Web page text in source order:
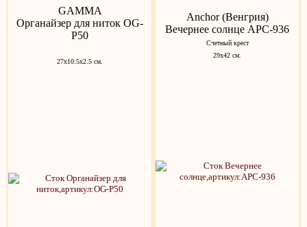
GAMMA
Органайзер для ниток OG-
P50
27х10.5х2.5 см.
Anchor (Венгрия)
Вечернее солнце APC-936
Счетный крест
29x42 см.